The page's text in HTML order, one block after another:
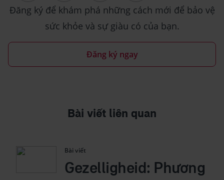
Đăng ký để khám phá những cách mới để bảo vệ
sức khỏe và sự giàu có của bạn.
Đăng ký ngay
Bài viết liên quan
Bài viết
Gezelligheid: Phương